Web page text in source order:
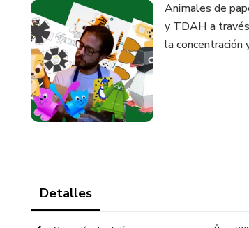
Animales de
y TDAH a
la concentración
Detalles